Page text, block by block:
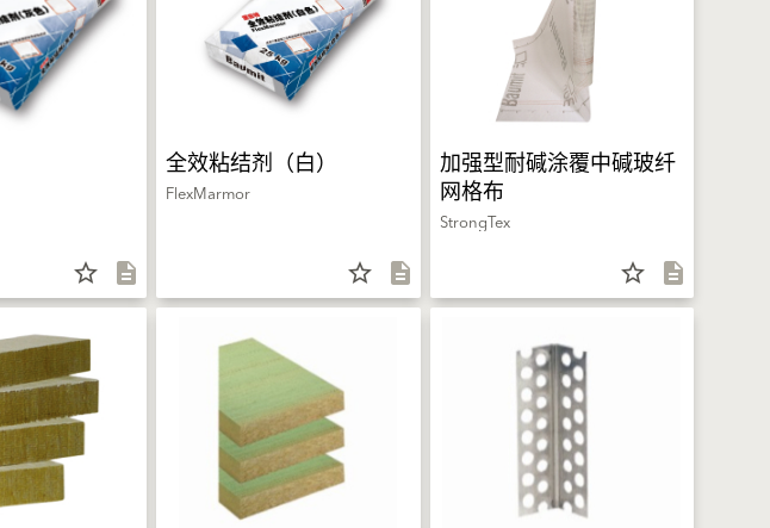
star_border description
全效粘结剂（白）
FlexMarmor
star_border description
加强型耐碱涂覆中碱玻纤
网格布
StrongTex
star_border description